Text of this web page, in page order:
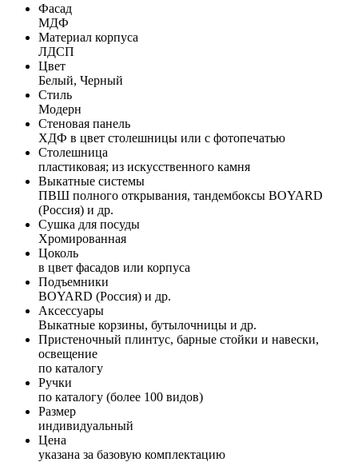
Фасад
МДФ
Материал корпуса
ЛДСП
Цвет
Белый, Черный
Стиль
Модерн
Стеновая панель
ХДФ в цвет столешницы или с фотопечатью
Столешница
пластиковая; из искусственного камня
Выкатные системы
ПВШ полного открывания, тандембоксы BOYARD
(Россия) и др.
Сушка для посуды
Хромированная
Цоколь
в цвет фасадов или корпуса
Подъемники
BOYARD (Россия) и др.
Аксессуары
Выкатные корзины, бутылочницы и др.
Пристеночный плинтус, барные стойки и навески,
освещение
по каталогу
Ручки
по каталогу (более 100 видов)
Размер
индивидуальный
Цена
указана за базовую комплектацию